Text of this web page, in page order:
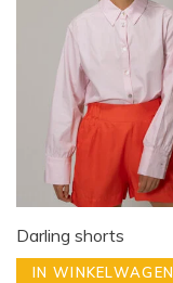
Darling shorts
IN WINKELWAGEN